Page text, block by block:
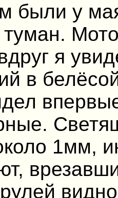
были у
я
в
1мм,